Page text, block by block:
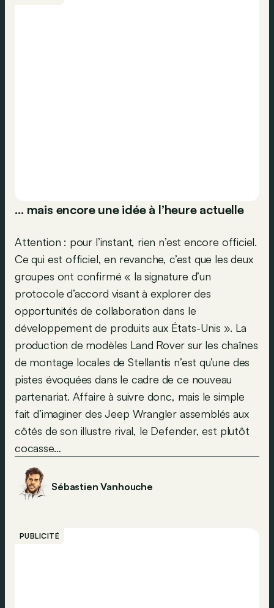
… mais encore une idée à l’heure actuelle
Attention : pour l’instant, rien n’est encore officiel.
Ce qui est officiel, en revanche, c’est que les deux
groupes ont confirmé « la signature d’un
protocole d’accord visant à explorer des
opportunités de collaboration dans le
développement de produits aux États-Unis ». La
production de modèles Land Rover sur les chaînes
de montage locales de Stellantis n’est qu’une des
pistes évoquées dans le cadre de ce nouveau
partenariat. Affaire à suivre donc, mais le simple
fait d’imaginer des Jeep Wrangler assemblés aux
côtés de son illustre rival, le Defender, est plutôt
cocasse…
Sébastien Vanhouche
PUBLICITÉ